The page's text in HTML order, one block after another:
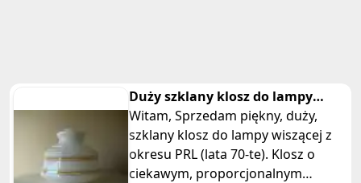
Duży szklany klosz do lampy
wiszącej PRL
Witam, Sprzedam piękny, duży,
szklany klosz do lampy wiszącej z
okresu PRL (lata 70-te). Klosz o
ciekawym, proporcjonalnym